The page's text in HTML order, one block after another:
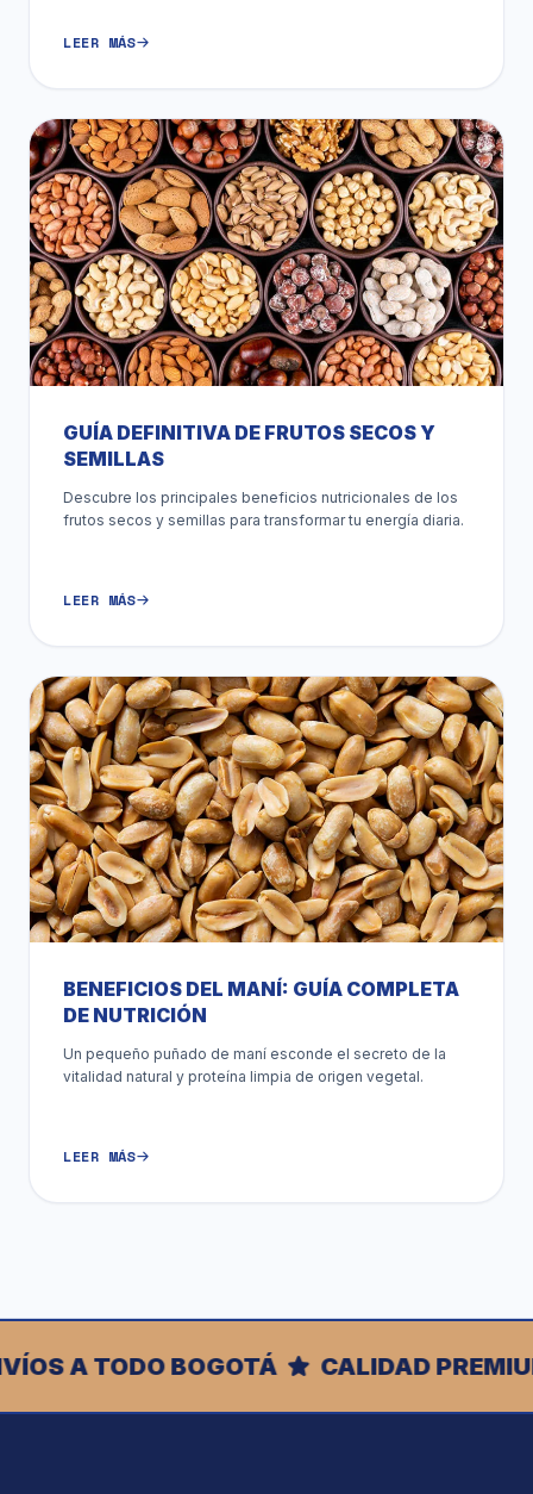
LEER MÁS
GUÍA DEFINITIVA DE FRUTOS SECOS Y
SEMILLAS
Descubre los principales beneficios nutricionales de los
frutos secos y semillas para transformar tu energía diaria.
LEER MÁS
BENEFICIOS DEL MANÍ: GUÍA COMPLETA
DE NUTRICIÓN
Un pequeño puñado de maní esconde el secreto de la
vitalidad natural y proteína limpia de origen vegetal.
LEER MÁS
TODO BOGOTÁ CALIDAD PREMIUM